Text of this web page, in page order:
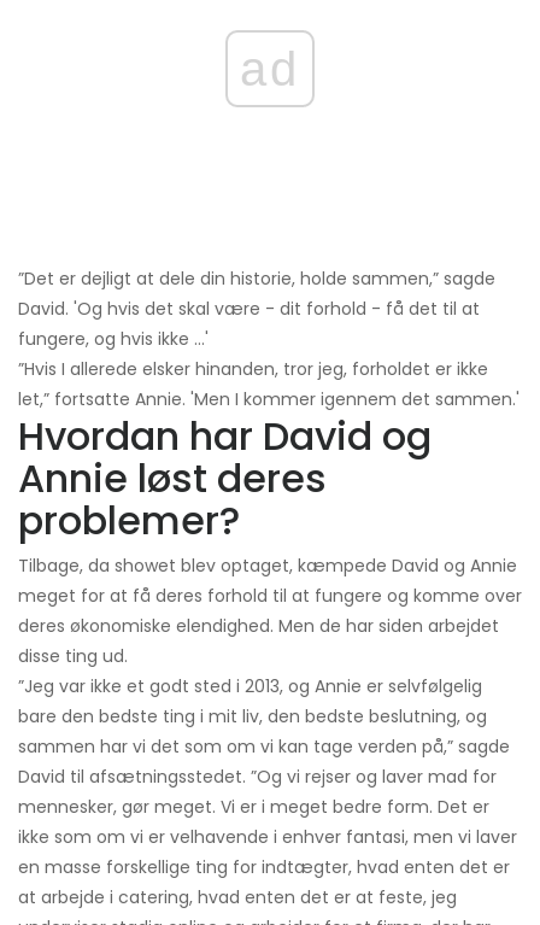
ad
”Det er dejligt at dele din historie, holde sammen,” sagde
David. 'Og hvis det skal være - dit forhold - få det til at
fungere, og hvis ikke ...'
”Hvis I allerede elsker hinanden, tror jeg, forholdet er ikke
let,” fortsatte Annie. 'Men I kommer igennem det sammen.'
Hvordan har David og
Annie løst deres
problemer?
Tilbage, da showet blev optaget, kæmpede David og Annie
meget for at få deres forhold til at fungere og komme over
deres økonomiske elendighed. Men de har siden arbejdet
disse ting ud.
”Jeg var ikke et godt sted i 2013, og Annie er selvfølgelig
bare den bedste ting i mit liv, den bedste beslutning, og
sammen har vi det som om vi kan tage verden på,” sagde
David til afsætningsstedet. ”Og vi rejser og laver mad for
mennesker, gør meget. Vi er i meget bedre form. Det er
ikke som om vi er velhavende i enhver fantasi, men vi laver
en masse forskellige ting for indtægter, hvad enten det er
at arbejde i catering, hvad enten det er at feste, jeg